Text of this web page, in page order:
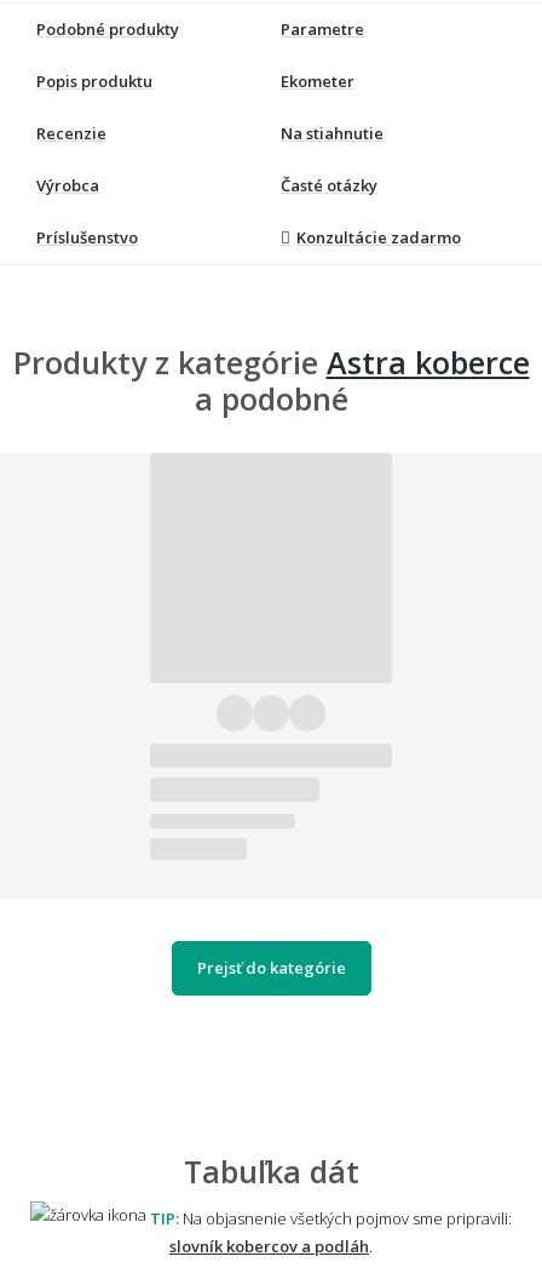
Podobné produkty Parametre
Popis produktu Ekometer
Recenzie Na stiahnutie
Výrobca Časté otázky
Príslušenstvo Konzultácie zadarmo
Produkty z kategórie Astra koberce
a podobné
Prejsť do kategórie
Tabuľka dát
TIP: Na objasnenie všetkých pojmov sme pripravili:
slovník kobercov a podláh